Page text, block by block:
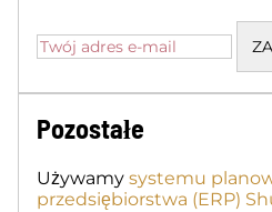
Pozostałe
Używamy systemu
przedsiębiorstwa (ERP)